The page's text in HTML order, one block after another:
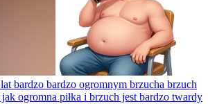
bardzo bardzo ogromnym brzucha brzuch
jak ogromna piłka i brzuch jest bardzo twardy